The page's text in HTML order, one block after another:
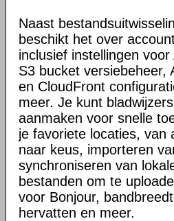
Naast
beschikt het over
inclusief instellingen voor
S3 bucket versiebeheer,
en CloudFront
meer. Je kunt bladwijzers
aanmaken voor snelle
je favoriete locaties, van
naar keus, importeren
synchroniseren van
bestanden om te
voor Bonjour,
hervatten en meer.